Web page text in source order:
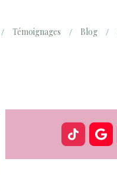
Témoignages Blog